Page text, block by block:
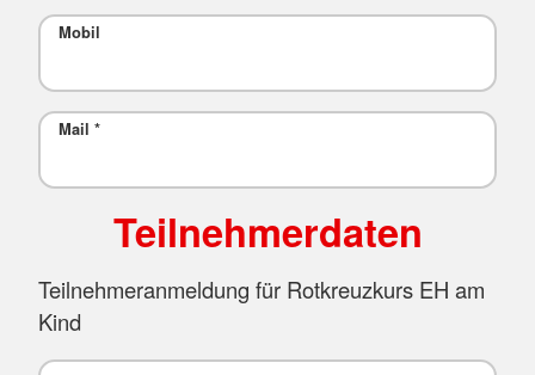
Mobil
Mail *
Teilnehmerdaten
Teilnehmeranmeldung für Rotkreuzkurs EH am
Kind